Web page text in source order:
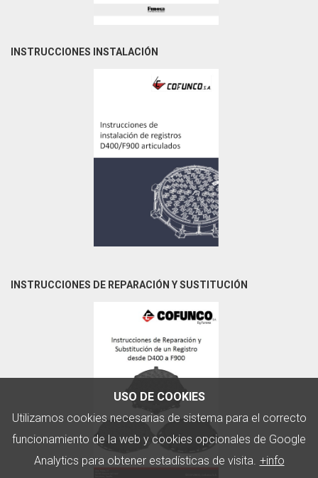
USO DE COOKIES
Utilizamos cookies necesarias de sistema para el correcto
funcionamiento de la web y cookies opcionales de Google
Analytics para obtener estadísticas de visita. +info
INSTRUCCIONES INSTALACIÓN
INSTRUCCIONES DE REPARACIÓN Y SUSTITUCIÓN